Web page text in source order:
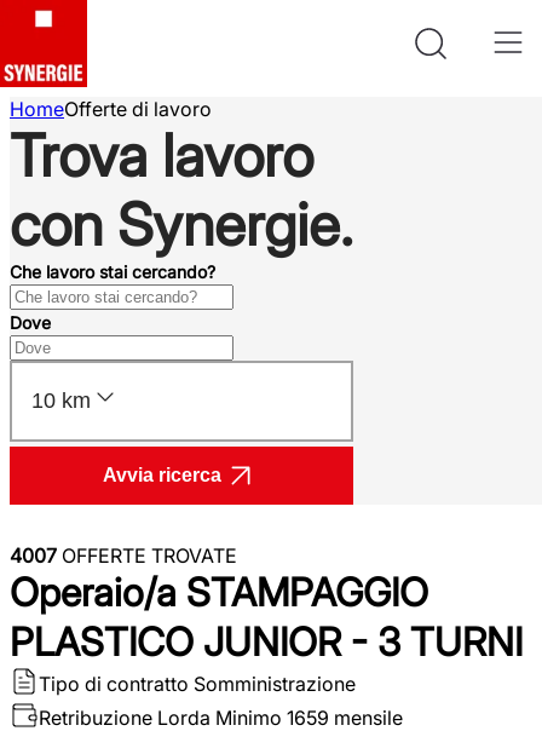
HomeOfferte di lavoro
Trova lavoro
con Synergie.
Che lavoro stai cercando?
Dove
10 km
Avvia ricerca
4007 OFFERTE TROVATE
Operaio/a STAMPAGGIO
PLASTICO JUNIOR - 3 TURNI
Tipo di contratto Somministrazione
Retribuzione Lorda Minimo 1659 mensile